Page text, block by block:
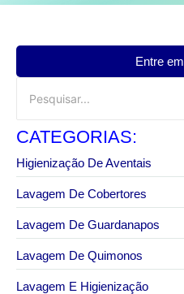
Entre
CATEGORIAS:
Higienização De Aventais
Lavagem De Cobertores
Lavagem De Guardanapos
Lavagem De Quimonos
Lavagem E Higienização